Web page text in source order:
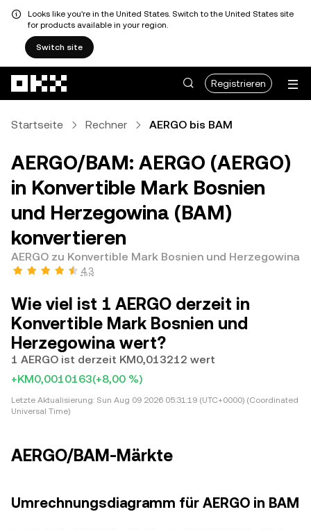
Looks like you're in the United States. Switch to the United States site
for products available in your region.
Switch site
Registrieren
Startseite Rechner AERGO bis BAM
AERGO/BAM: AERGO (AERGO)
in Konvertible Mark Bosnien
und Herzegowina (BAM)
konvertieren
AERGO zu Konvertible Mark Bosnien und Herzegowina
4,3
Wie viel ist 1 AERGO derzeit in
Konvertible Mark Bosnien und
Herzegowina wert?
1 AERGO ist derzeit KM0,013212 wert
+KM0,0010163(+8,00 %)
Letzte Aktualisierung: Sun Aug 09 2026 05:31:19 (UTC+0000) (Coordinated
Universal Time)
AERGO/BAM-Märkte
Umrechnungsdiagramm für AERGO in BAM